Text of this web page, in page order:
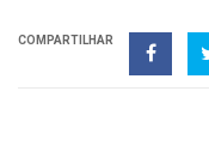
COMPARTILHAR